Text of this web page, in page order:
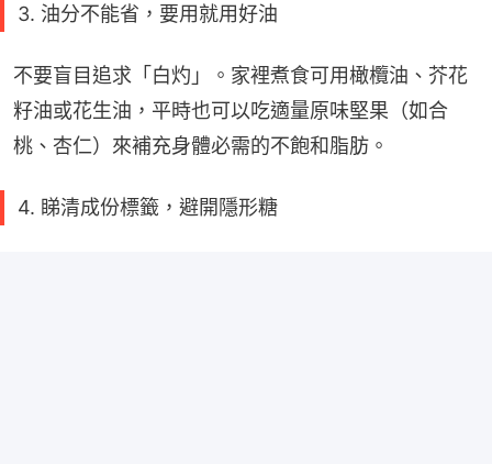
3. 油分不能省，要用就用好油
不要盲目追求「白灼」。家裡煮食可用橄欖油、芥花
籽油或花生油，平時也可以吃適量原味堅果（如合
桃、杏仁）來補充身體必需的不飽和脂肪。
4. 睇清成份標籤，避開隱形糖